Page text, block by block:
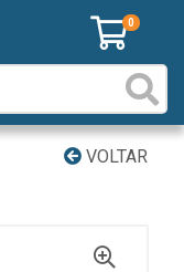
0
VOLTAR